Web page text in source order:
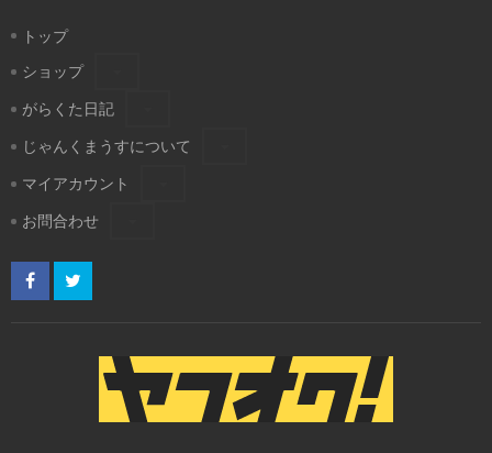
トップ
ショップ
がらくた日記
じゃんくまうすについて
マイアカウント
お問合わせ